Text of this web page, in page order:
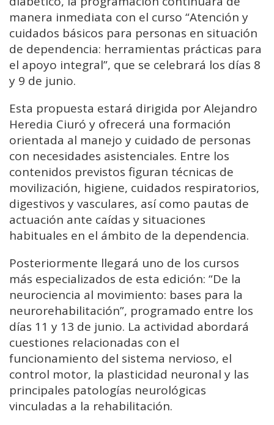
manera inmediata con el curso “Atención y
cuidados básicos para personas en situación
de dependencia: herramientas prácticas para
el apoyo integral”, que se celebrará los días 8
y 9 de junio.
Esta propuesta estará dirigida por Alejandro
Heredia Ciuró y ofrecerá una formación
orientada al manejo y cuidado de personas
con necesidades asistenciales. Entre los
contenidos previstos figuran técnicas de
movilización, higiene, cuidados respiratorios,
digestivos y vasculares, así como pautas de
actuación ante caídas y situaciones
habituales en el ámbito de la dependencia.
Posteriormente llegará uno de los cursos
más especializados de esta edición: “De la
neurociencia al movimiento: bases para la
neurorehabilitación”, programado entre los
días 11 y 13 de junio. La actividad abordará
cuestiones relacionadas con el
funcionamiento del sistema nervioso, el
control motor, la plasticidad neuronal y las
principales patologías neurológicas
vinculadas a la rehabilitación.